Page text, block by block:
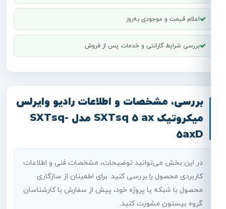
اعلام قیمت و موجودی به‌روز
بررسی شرایط گارانتی و خدمات پس از فروش
بررسی، مشخصات و اطلاعات رادیو وایرلس
میکروتیک SXTsq 5 ax مدل SXTsq-
5axD
در این بخش می‌توانید توضیحات، مشخصات فنی و اطلاعات
کاربردی محصول را بررسی کنید. برای اطمینان از سازگاری
محصول با شبکه یا پروژه خود، پیش از سفارش با کارشناسان
گروه بیستون مشورت کنید.